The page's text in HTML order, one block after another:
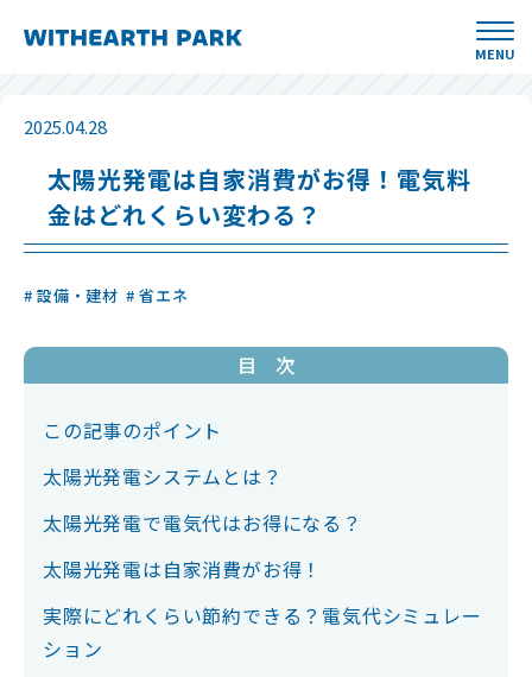
MENU
2025.04.28
太陽光発電は自家消費がお得！電気料
金はどれくらい変わる？
# 設備・建材 # 省エネ
目 次
この記事のポイント
太陽光発電システムとは？
太陽光発電で電気代はお得になる？
太陽光発電は自家消費がお得！
実際にどれくらい節約できる？電気代シミュレー
ション